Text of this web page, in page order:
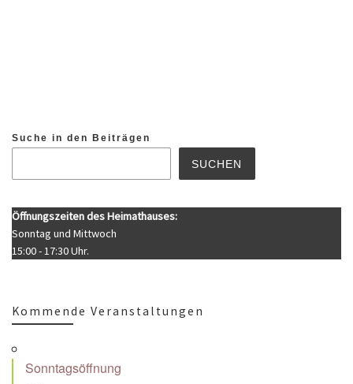
Suche in den Beiträgen
SUCHEN
Öffnungszeiten des Heimathauses:
Sonntag und Mittwoch
15:00 - 17:30 Uhr.
Kommende Veranstaltungen
Sonntagsöffnung